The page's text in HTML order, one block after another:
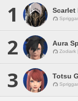
1 Scarlet
2 Aura
Zodiark
3 Totsu